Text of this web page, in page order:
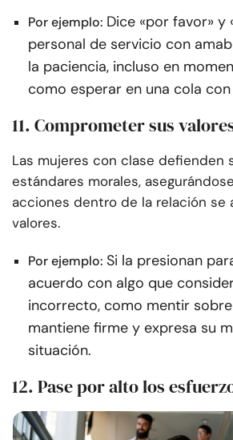
Por ejemplo: Dice «por favor» y
personal de servicio con
la paciencia, incluso en
como esperar en una cola
11. Comprometer sus
Las mujeres con clase defienden
estándares morales,
acciones dentro de la relación se
valores.
Por ejemplo: Si la presionan
acuerdo con algo que
incorrecto, como mentir sobre
mantiene firme y expresa su
situación.
12. Pase por alto los